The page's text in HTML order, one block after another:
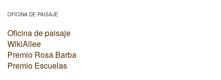
OFICINA DE PAISAJE
Oficina de paisaje
WikiAllee
Premio Rosa Barba
Premio Escuelas